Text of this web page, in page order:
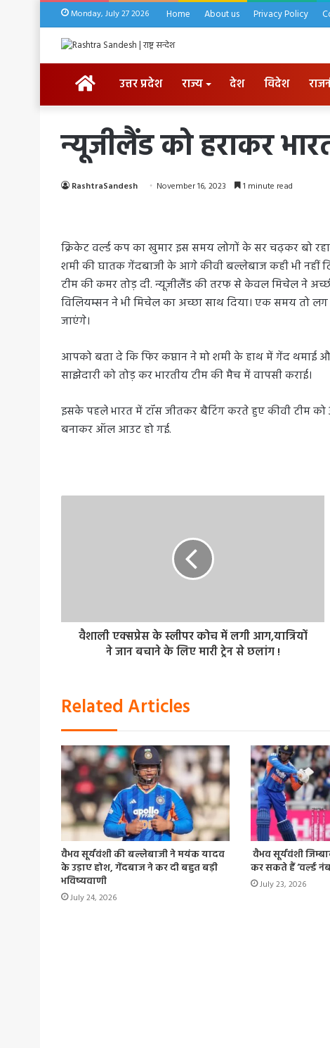
Monday, July 27 2026 Home About us Privacy Policy
HOMEउत्तर प्रदेश राज्य देश विदेश
न्यूजीलैंड को हराकर
RashtraSandesh November 16, 2023 1 minute read
क्रिकेट वर्ल्ड कप का खुमार इस समय लोगों के सर चढ़कर बो
शमी की घातक गेंदबाजी के आगे कीवी बल्लेबाज कही भी नहीं
टीम की कमर तोड़ दी. न्यूजीलैंड की तरफ से केवल मिचेल ने
विलियम्सन ने भी मिचेल का अच्छा साथ दिया। एक समय तो
जाएंगे।
आपको बता दे कि फिर कप्तान ने मो शमी के हाथ में गेंद थमाई
साझेदारी को तोड़ कर भारतीय टीम की मैच में वापसी कराई।
इसके पहले भारत में टॉस जीतकर बैटिंग करते हुए कीवी टीम को
बनाकर ऑल आउट हो गई.
वैशाली एक्सप्रेस के स्लीपर कोच में लगी आग,यात्रियों
ने जान बचाने के लिए मारी ट्रेन से छलांग !
Related Articles
वैभव सूर्यवंशी की बल्लेबाजी ने मयंक यादव
के उड़ाए होश, गेंदबाज ने कर दी बहुत बड़ी
भविष्यवाणी
July 24, 2026
वैभव सूर्यवंशी
कर सकते हैं ‘वर्ल्ड
July 23, 2026